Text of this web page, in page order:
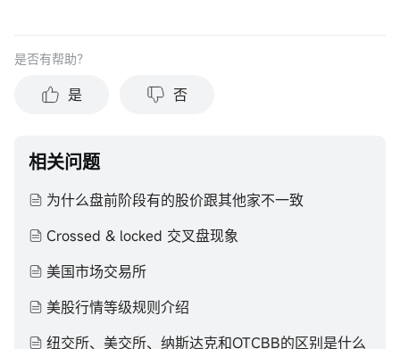
是否有帮助？
是 否
相关问题
为什么盘前阶段有的股价跟其他家不一致
Crossed & locked 交叉盘现象
美国市场交易所
美股行情等级规则介绍
纽交所、美交所、纳斯达克和OTCBB的区别是什么